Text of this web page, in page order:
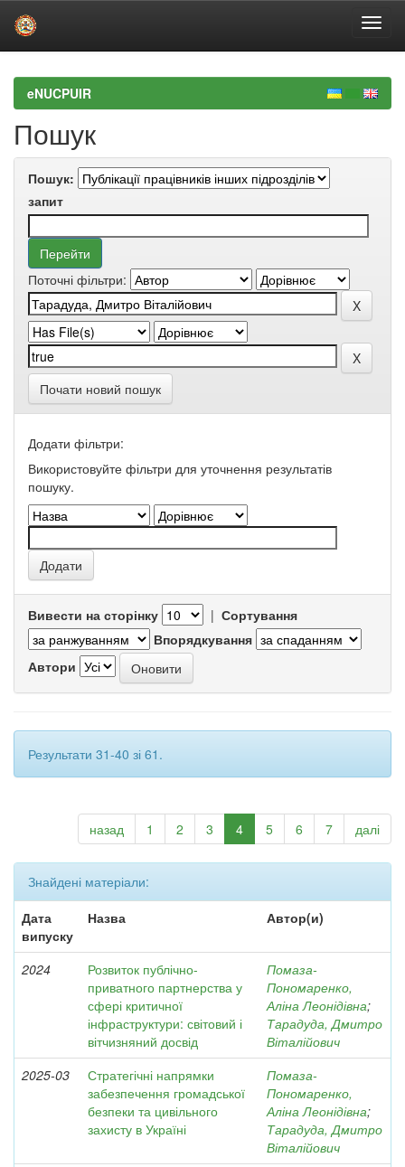
navigationeNUCPUIR
Пошук
Пошук:
запит
Поточні фільтри:
Почати новий пошук
Додати фільтри:
Використовуйте фільтри для уточнення результатів
пошуку.
Вивести на сторінку | Сортування
Впорядкування
Автори
Результати 31-40 зі 61.
назад 1 2 3 4 5 6 7 далі
Знайдені матеріали:
Дата
випуску
Назва Автор(и)
2024
Розвиток публічно-
приватного партнерства у
сфері критичної
інфраструктури: світовий і
вітчизняний досвід
Помаза-
Пономаренко,
Аліна Леонідівна;
Тарадуда, Дмитро
Віталійович
2025-03
Стратегічні напрямки
забезпечення громадської
безпеки та цивільного
захисту в Україні
Помаза-
Пономаренко,
Аліна Леонідівна;
Тарадуда, Дмитро
Віталійович